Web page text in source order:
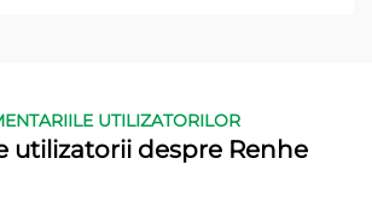
UTILIZATORILOR
utilizatorii despre Renhe